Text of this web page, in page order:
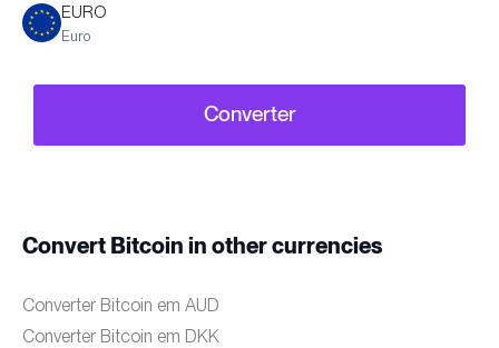
EURO
Euro
Converter
Convert Bitcoin in other currencies
Converter Bitcoin em AUD
Converter Bitcoin em DKK